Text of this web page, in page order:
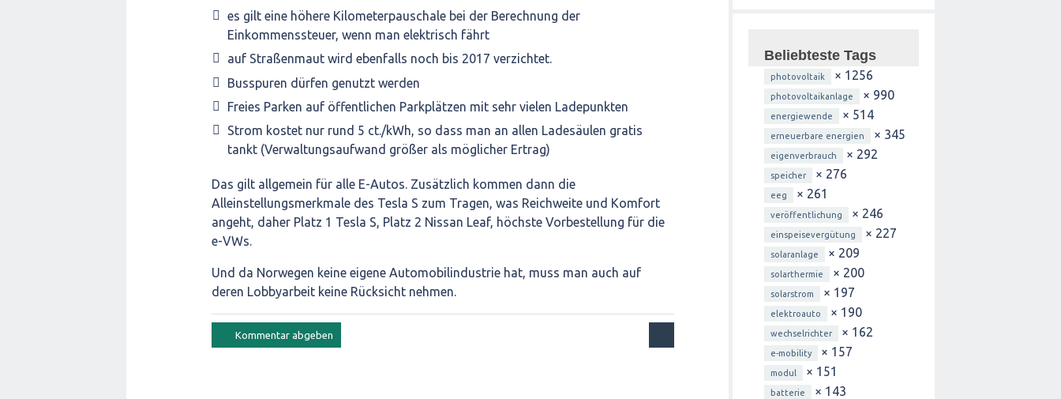
es gilt eine höhere Kilometerpauschale bei der Berechnung der
Einkommenssteuer, wenn man elektrisch fährt
auf Straßenmaut wird ebenfalls noch bis 2017 verzichtet.
Busspuren dürfen genutzt werden
Freies Parken auf öffentlichen Parkplätzen mit sehr vielen Ladepunkten
Strom kostet nur rund 5 ct./kWh, so dass man an allen Ladesäulen gratis
tankt (Verwaltungsaufwand größer als möglicher Ertrag)
Das gilt allgemein für alle E-Autos. Zusätzlich kommen dann die
Alleinstellungsmerkmale des Tesla S zum Tragen, was Reichweite und Komfort
angeht, daher Platz 1 Tesla S, Platz 2 Nissan Leaf, höchste Vorbestellung für die
e-VWs.
Und da Norwegen keine eigene Automobilindustrie hat, muss man auch auf
deren Lobbyarbeit keine Rücksicht nehmen.
Beliebteste Tags
photovoltaik × 1256
photovoltaikanlage × 990
energiewende × 514
erneuerbare energien × 345
eigenverbrauch × 292
speicher × 276
eeg × 261
veröffentlichung × 246
einspeisevergütung × 227
solaranlage × 209
solarthermie × 200
solarstrom × 197
elektroauto × 190
wechselrichter × 162
e-mobility × 157
modul × 151
batterie × 143